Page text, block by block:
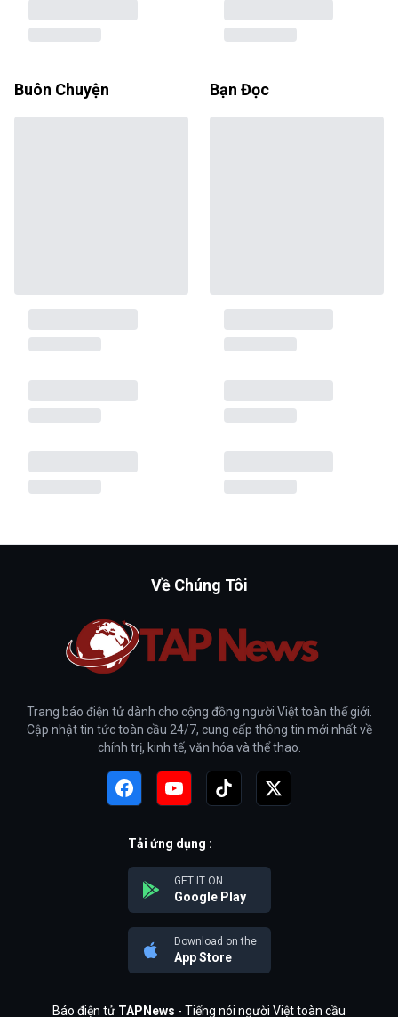
Buôn Chuyện Bạn Đọc
Về Chúng Tôi
Trang báo điện tử dành cho cộng đồng người Việt toàn thế giới.
Cập nhật tin tức toàn cầu 24/7, cung cấp thông tin mới nhất về
chính trị, kinh tế, văn hóa và thể thao.
Tải ứng dụng :
GET IT ON
Google Play
Download on the
App Store
Báo điện tử TAPNews - Tiếng nói người Việt toàn cầu